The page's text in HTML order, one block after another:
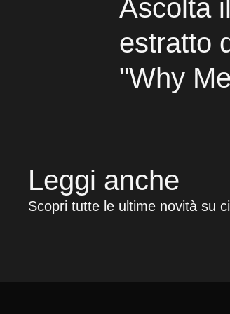
Ascolta
estratto
"Why
Leggi anche
Scopri tutte le ultime novità su